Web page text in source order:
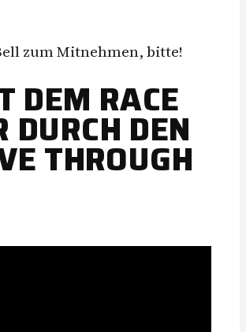
zum Mitnehmen, bitte!
DEM RACE
DURCH DEN
THROUGH